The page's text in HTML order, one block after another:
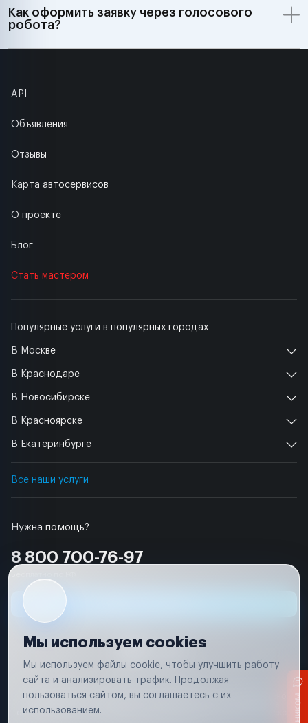
Как оформить заявку через голосового
робота?
Нужна помощь?
8 800 700-76-97
Популярные услуги в популярных городах
В Москве
В Краснодаре
В Новосибирске
В Красноярске
В Екатеринбурге
Все наши услуги
API
Объявления
Отзывы
Карта автосервисов
О проекте
Блог
Стать мастером
Условия использования
Вся информация, представленная на сайте, носит исключительно
соответствии с положениями статьи 437 (п. 2) Гражданского кодекса
Мы используем cookies
Мы используем файлы cookie, чтобы улучшить работу
сайта и анализировать трафик. Продолжая
пользоваться сайтом, вы соглашаетесь с их
использованием.